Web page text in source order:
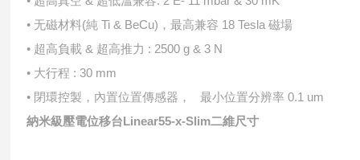
• ⽆磁材料(純 Ti & BeCu)，最⾼兼容 18 Tesla 磁場
• 超⾼負載 & 超⾼推⼒ : 2500 g & 3 N
• ⼤⾏程 : 30 mm
• 閉環控製，內置位置傳感器， 最⼩位置分辨率 0.1 um
納米級壓電位移台Linear55-x-Slim⼆維尺⼨